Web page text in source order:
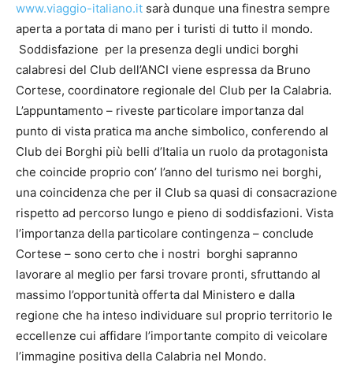
www.viaggio-italiano.it sarà dunque una finestra sempre
aperta a portata di mano per i turisti di tutto il mondo.
Soddisfazione per la presenza degli undici borghi
calabresi del Club dell’ANCI viene espressa da Bruno
Cortese, coordinatore regionale del Club per la Calabria.
L’appuntamento – riveste particolare importanza dal
punto di vista pratica ma anche simbolico, conferendo al
Club dei Borghi più belli d’Italia un ruolo da protagonista
che coincide proprio con’ l’anno del turismo nei borghi,
una coincidenza che per il Club sa quasi di consacrazione
rispetto ad percorso lungo e pieno di soddisfazioni. Vista
l’importanza della particolare contingenza – conclude
Cortese – sono certo che i nostri borghi sapranno
lavorare al meglio per farsi trovare pronti, sfruttando al
massimo l’opportunità offerta dal Ministero e dalla
regione che ha inteso individuare sul proprio territorio le
eccellenze cui affidare l’importante compito di veicolare
l’immagine positiva della Calabria nel Mondo.